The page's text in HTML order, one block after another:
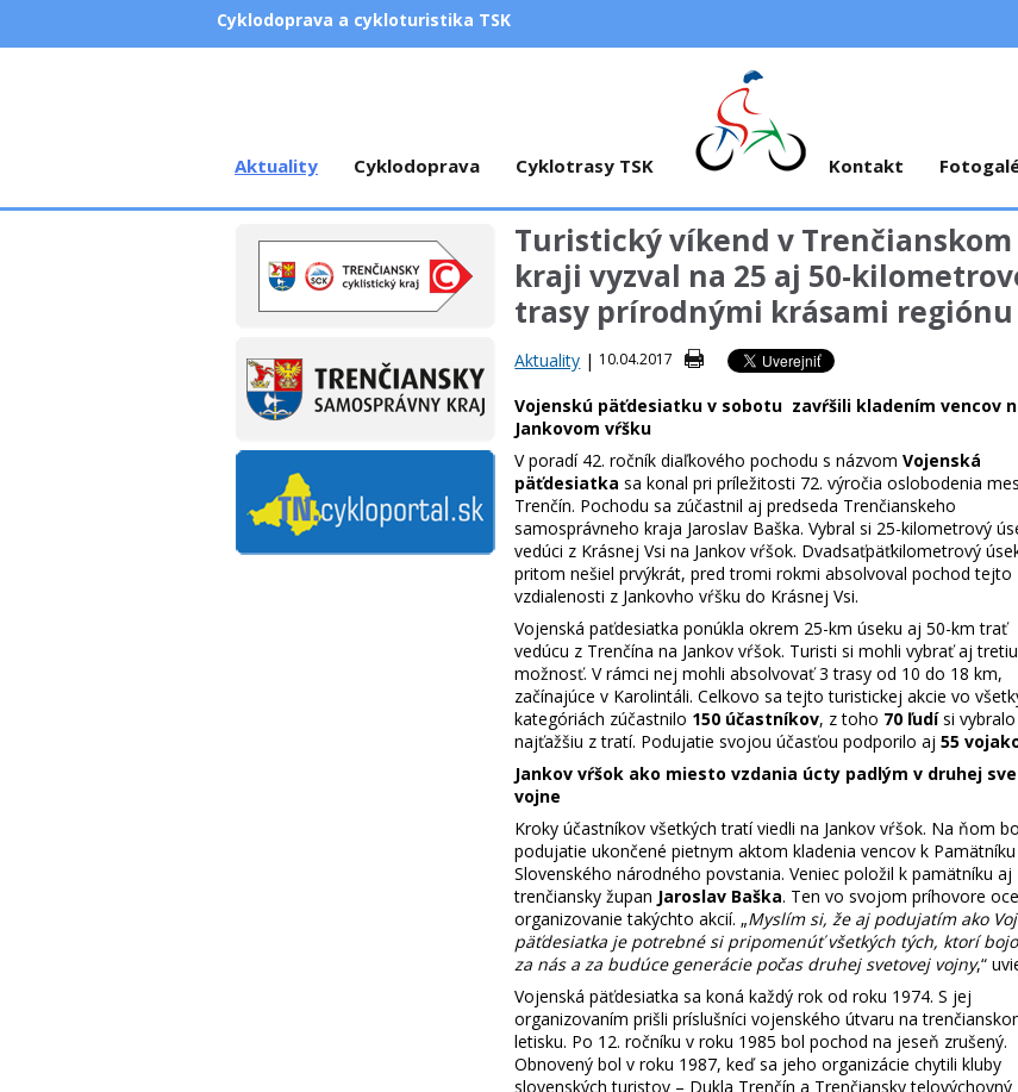
Cyklodoprava a cykloturistika TSK
Aktuality Cyklodoprava Cyklotrasy TSK Kontakt
Turistický víkend v Trenčianskom
kraji vyzval na 25 aj 50-
trasy prírodnými krásami regiónu
Aktuality | 10.04.2017
Vojenskú päťdesiatku v sobotu zavŕšili kladením vencov
Jankovom vŕšku
V poradí 42. ročník diaľkového pochodu s názvomVojenská
päťdesiatka sa konal pri príležitosti 72. výročia oslobodenia
Trenčín. Pochodu sa zúčastnil aj predseda Trenčianskeho
samosprávneho kraja Jaroslav Baška. Vybral si 25-kilometrový
vedúci z Krásnej Vsi na Jankov vŕšok. Dvadsaťpäťkilometrový
pritom nešiel prvýkrát, pred tromi rokmi absolvoval pochod tejto
vzdialenosti z Jankovho vŕšku do Krásnej Vsi.
Vojenská paťdesiatka ponúkla okrem 25-km úseku aj 50-km trať
vedúcu z Trenčína na Jankov vŕšok. Turisti si mohli vybrať aj tretiu
možnosť. V rámci nej mohli absolvovať 3 trasy od 10 do 18 km,
začínajúce v Karolintáli. Celkovo sa tejto turistickej akcie vo
kategóriách zúčastnilo 150 účastníkov, z toho 70 ľudísi vybralo
najťažšiu z tratí. Podujatie svojou účasťou podporilo aj55
Jankov vŕšok ako miesto vzdania úcty padlým v druhej
vojne
Kroky účastníkov všetkých tratí viedli na Jankov vŕšok. Na ňom
podujatie ukončené pietnym aktom kladenia vencov k Pamätníku
Slovenského národného povstania. Veniec položil k pamätníku aj
trenčiansky župan Jaroslav Baška. Ten vo svojom príhovore
organizovanie takýchto akcií. „Myslím si, že aj podujatím ako
päťdesiatka je potrebné si pripomenúť všetkých tých, ktorí
za nás a za budúce generácie počas druhej svetovej vojny,“
Vojenská päťdesiatka sa koná každý rok od roku 1974. S jej
organizovaním prišli príslušníci vojenského útvaru na
letisku. Po 12. ročníku v roku 1985 bol pochod na jeseň zrušený.
Obnovený bol v roku 1987, keď sa jeho organizácie chytili kluby
slovenských turistov – Dukla Trenčín a Trenčiansky telovýchovný